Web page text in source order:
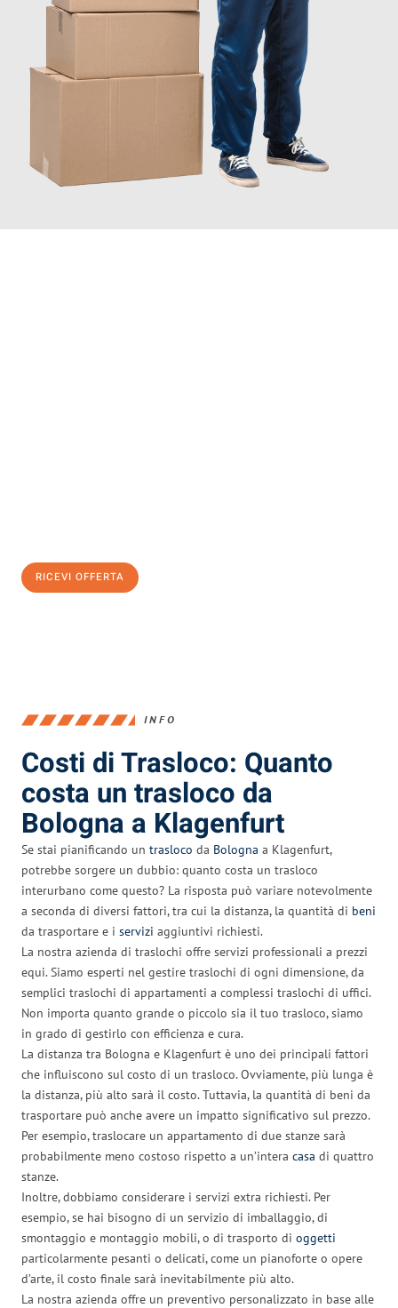
RICEVI OFFERTA
INFO
Costi di Trasloco: Quanto
costa un trasloco da
Bologna a Klagenfurt
Se stai pianificando un trasloco da Bologna a Klagenfurt,
potrebbe sorgere un dubbio: quanto costa un trasloco
interurbano come questo? La risposta può variare notevolmente
a seconda di diversi fattori, tra cui la distanza, la quantità di beni
da trasportare e i servizi aggiuntivi richiesti.
La nostra azienda di traslochi offre servizi professionali a prezzi
equi. Siamo esperti nel gestire traslochi di ogni dimensione, da
semplici traslochi di appartamenti a complessi traslochi di uffici.
Non importa quanto grande o piccolo sia il tuo trasloco, siamo
in grado di gestirlo con efficienza e cura.
La distanza tra Bologna e Klagenfurt è uno dei principali fattori
che influiscono sul costo di un trasloco. Ovviamente, più lunga è
la distanza, più alto sarà il costo. Tuttavia, la quantità di beni da
trasportare può anche avere un impatto significativo sul prezzo.
Per esempio, traslocare un appartamento di due stanze sarà
probabilmente meno costoso rispetto a un’intera casa di quattro
stanze.
Inoltre, dobbiamo considerare i servizi extra richiesti. Per
esempio, se hai bisogno di un servizio di imballaggio, di
smontaggio e montaggio mobili, o di trasporto di oggetti
particolarmente pesanti o delicati, come un pianoforte o opere
d’arte, il costo finale sarà inevitabilmente più alto.
La nostra azienda offre un preventivo personalizzato in base alle